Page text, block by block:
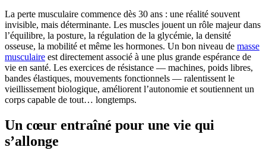
La perte musculaire commence dès 30 ans : une réalité souvent
invisible, mais déterminante. Les muscles jouent un rôle majeur dans
l’équilibre, la posture, la régulation de la glycémie, la densité
osseuse, la mobilité et même les hormones. Un bon niveau de masse
musculaire est directement associé à une plus grande espérance de
vie en santé. Les exercices de résistance — machines, poids libres,
bandes élastiques, mouvements fonctionnels — ralentissent le
vieillissement biologique, améliorent l’autonomie et soutiennent un
corps capable de tout… longtemps.
Un cœur entraîné pour une vie qui
s’allonge